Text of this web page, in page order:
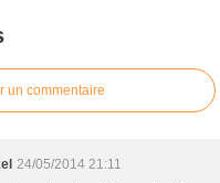
un commentaire
24/05/2014 21:11